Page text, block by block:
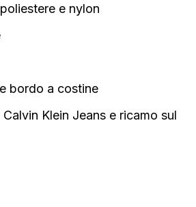
e nylon
bordo a costine
Klein Jeans e ricamo sul